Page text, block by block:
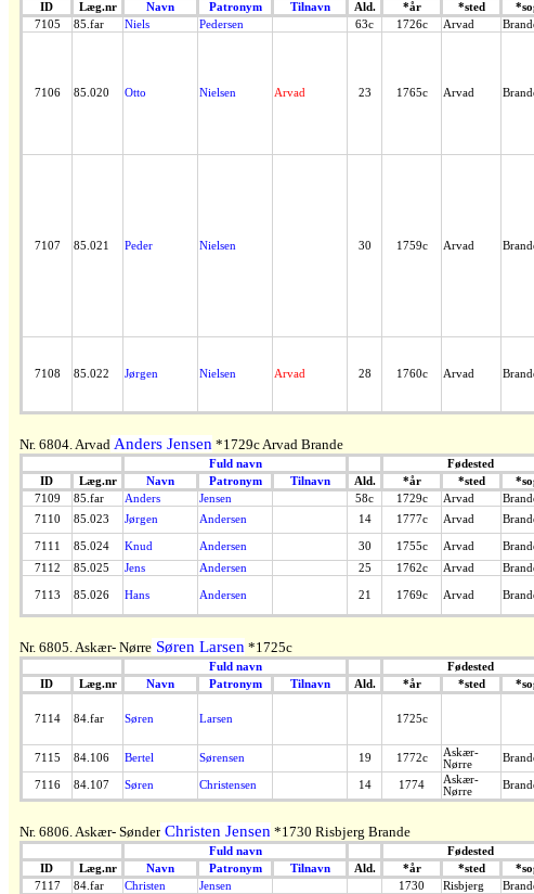
ID
Læg.nr Navn Patronym Tilnavn Ald. *år *sted
7105
85.far Niels Pedersen 63c 1726c Arvad
7106 85.020 Otto Nielsen Arvad 23 1765c Arvad
7107 85.021 Peder Nielsen 30 1759c Arvad
7108 85.022 Jørgen Nielsen Arvad 28 1760c Arvad
Nr. 6804. Arvad Anders Jensen *1729c Arvad Brande
Fuld navn Fødested
ID
Læg.nr Navn Patronym Tilnavn Ald. *år *sted
7109
85.far Anders Jensen 58c 1729c Arvad
7110
85.023 Jørgen Andersen 14 1777c Arvad
7111
85.024 Knud Andersen 30 1755c Arvad
7112
85.025 Jens Andersen 25 1762c Arvad
7113 85.026 Hans Andersen 21 1769c Arvad
Nr. 6805. Askær- Nørre Søren Larsen *1725c
Fuld navn Fødested
ID
Læg.nr Navn Patronym Tilnavn Ald. *år *sted
7114 84.far Søren Larsen 1725c
7115
84.106 Bertel Sørensen 19 1772c
Askær-
Nørre
7116 84.107 Søren Christensen 14 1774
Askær-
Nørre
Nr. 6806. Askær- Sønder Christen Jensen *1730 Risbjerg Brande
Fuld navn Fødested
ID
Læg.nr Navn Patronym Tilnavn Ald. *år *sted
7117
84.far Christen Jensen 1730 Risbjerg